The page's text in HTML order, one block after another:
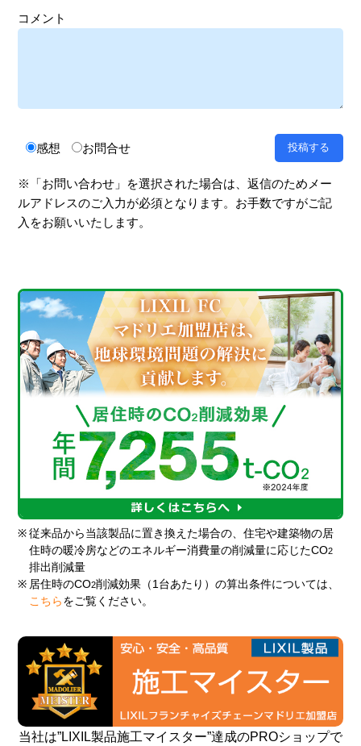
コメント
感想 お問合せ
※「お問い合わせ」を選択された場合は、返信のためメー
ルアドレスのご入力が必須となります。お手数ですがご記
入をお願いいたします。
※ 従来品から当該製品に置き換えた場合の、住宅や建築物の居
住時の暖冷房などのエネルギー消費量の削減量に応じたCO2
排出削減量
※ 居住時のCO2削減効果（1台あたり）の算出条件については、
こちら をご覧ください。
当社は”LIXIL製品施工マイスター”達成のPROショップで